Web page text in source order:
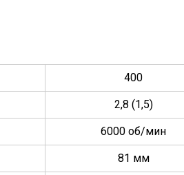
400
2,8 (1,5)
6000 об/мин
81 мм